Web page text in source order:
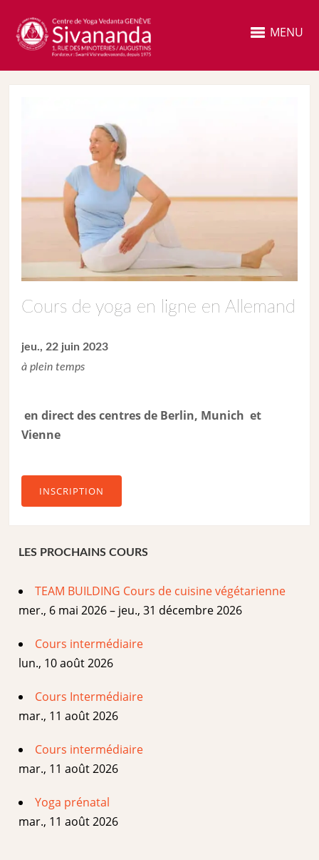
MENU
Cours de yoga en ligne en Allemand
jeu., 22 juin 2023
à plein temps
en direct des centres de Berlin, Munich et
Vienne
INSCRIPTION
LES PROCHAINS COURS
TEAM BUILDING Cours de cuisine végétarienne
mer., 6 mai 2026 – jeu., 31 décembre 2026
Cours intermédiaire
lun., 10 août 2026
Cours Intermédiaire
mar., 11 août 2026
Cours intermédiaire
mar., 11 août 2026
Yoga prénatal
mar., 11 août 2026